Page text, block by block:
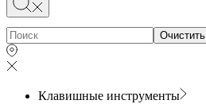
Очистить
Клавишные инструменты